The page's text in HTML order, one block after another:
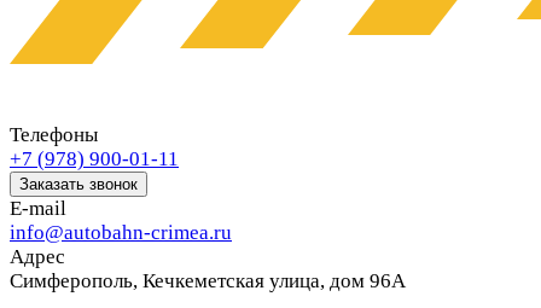
Телефоны
+7 (978) 900-01-11
Заказать звонок
E-mail
info@autobahn-crimea.ru
Адрес
Симферополь, Кечкеметская улица, дом 96А